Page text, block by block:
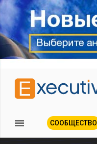
СООБЩЕСТВО